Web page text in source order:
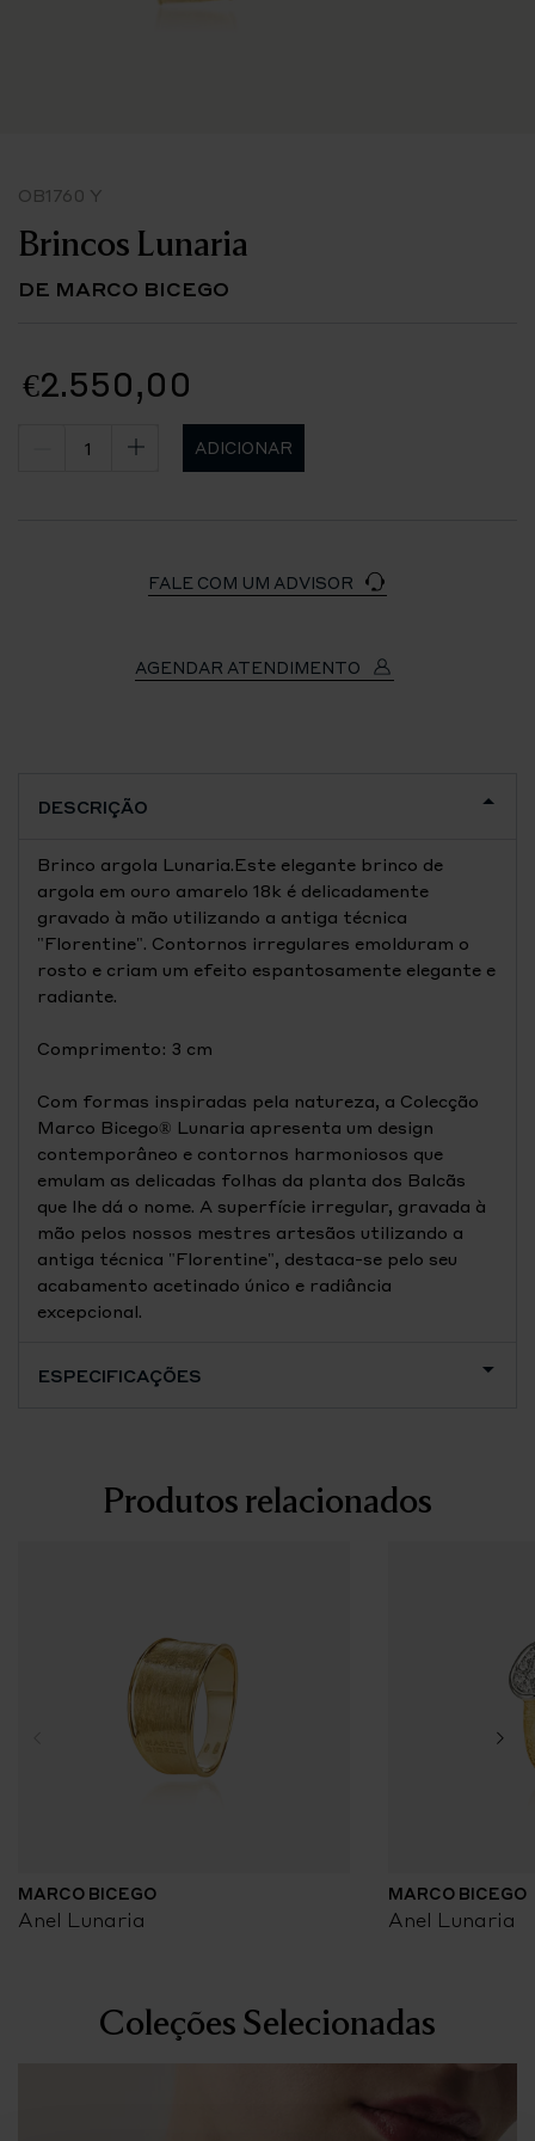
OB1760 Y
Brincos Lunaria
DE MARCO BICEGO
€2.550,00
ADICIONAR
FALE COM UM ADVISOR
AGENDAR ATENDIMENTO
DESCRIÇÃO
Brinco argola Lunaria.Este elegante brinco de
argola em ouro amarelo 18k é delicadamente
gravado à mão utilizando a antiga técnica
"Florentine". Contornos irregulares emolduram o
rosto e criam um efeito espantosamente elegante e
radiante.
Comprimento: 3 cm
Com formas inspiradas pela natureza, a Colecção
Marco Bicego® Lunaria apresenta um design
contemporâneo e contornos harmoniosos que
emulam as delicadas folhas da planta dos Balcãs
que lhe dá o nome. A superfície irregular, gravada à
mão pelos nossos mestres artesãos utilizando a
antiga técnica "Florentine", destaca-se pelo seu
acabamento acetinado único e radiância
excepcional.
ESPECIFICAÇÕES
Produtos relacionados
MARCO BICEGO
Anel Lunaria
MARCO BICEGO
Anel Lunaria
Coleções Selecionadas